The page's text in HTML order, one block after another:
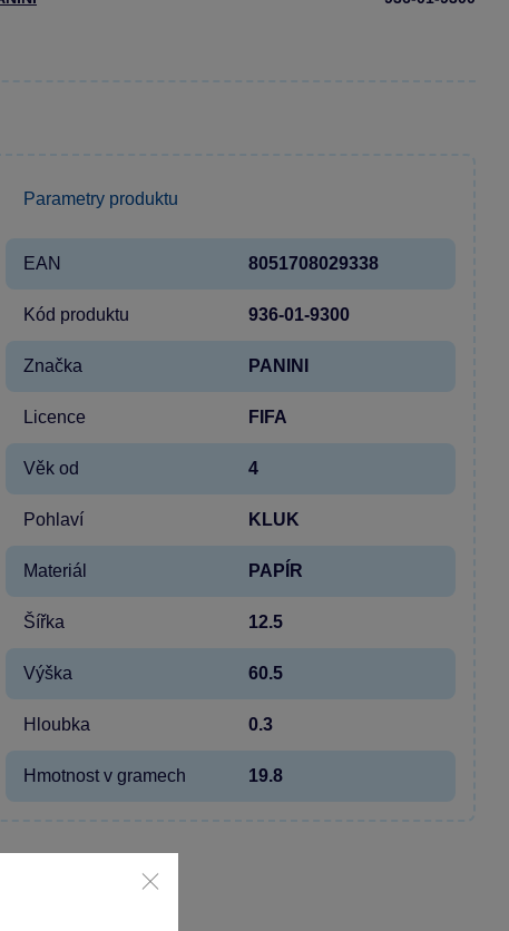
Parametry produktu
EAN 8051708029338
Kód produktu 936-01-9300
Značka PANINI
Licence FIFA
Věk od 4
Pohlaví KLUK
Materiál PAPÍR
Šířka 12.5
Výška 60.5
Hloubka 0.3
Hmotnost v gramech 19.8